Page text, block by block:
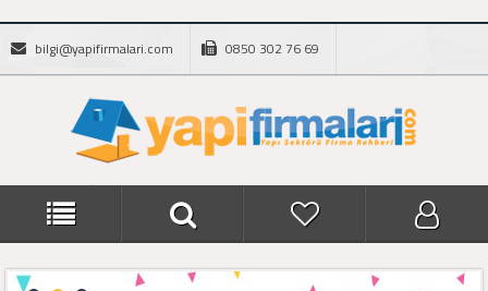
bilgi@yapifirmalari.com 0850 302 76 69